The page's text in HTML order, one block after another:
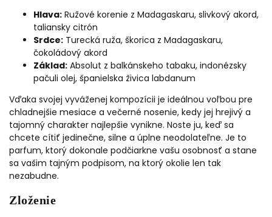
Hlava: Ružové korenie z Madagaskaru, slivkový akord,
taliansky citrón
Srdce: Turecká ruža, škorica z Madagaskaru,
čokoládový akord
Základ: Absolut z balkánskeho tabaku, indonézsky
pačuli olej, španielska živica labdanum
Vďaka svojej vyváženej kompozícii je ideálnou voľbou pre
chladnejšie mesiace a večerné nosenie, kedy jej hrejivý a
tajomný charakter najlepšie vynikne. Noste ju, keď sa
chcete cítiť jedinečne, silne a úplne neodolateľne. Je to
parfum, ktorý dokonale podčiarkne vašu osobnosť a stane
sa vašim tajným podpisom, na ktorý okolie len tak
nezabudne.
Zloženie